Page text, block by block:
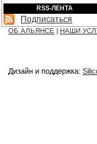
RSS-ЛЕНТА
Подписаться
ОБ АЛЬЯНСЕ НАШИ
Дизайн и поддержка: